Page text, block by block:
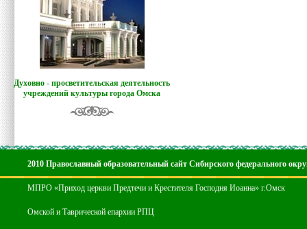
Духовно - просветительская деятельность
учреждений культуры города Омска
2010 Православный образовательный сайт Сибирского федерального
МПРО «Приход церкви Предтечи и Крестителя Господня Иоанна» г.Омск
Омской и Таврической епархии РПЦ